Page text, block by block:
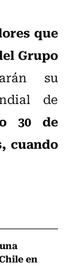
que
Grupo
su
de
30 de
cuando
en